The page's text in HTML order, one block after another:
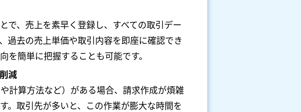
で、売上を素早く登録し、すべての取引デー
過去の売上単価や取引内容を即座に確認でき
を簡単に把握することも可能です。
減
計算方法など）がある場合、請求作成が煩雑
。取引先が多いと、この作業が膨大な時間を